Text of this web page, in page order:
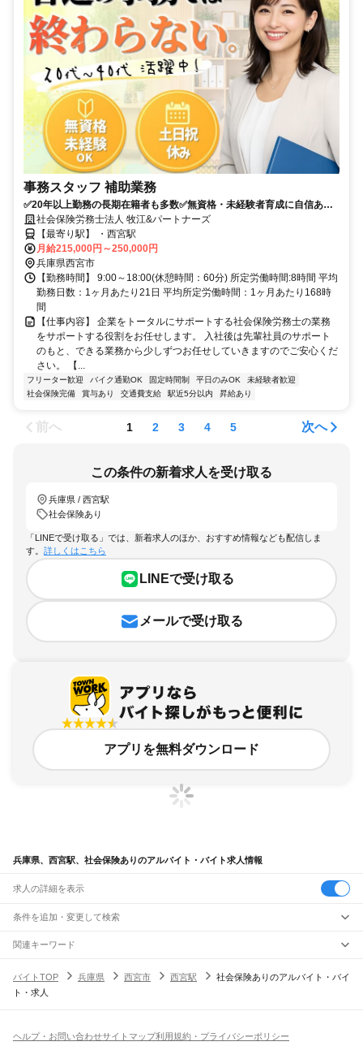
事務スタッフ 補助業務
✅️20年以上勤務の長期在籍者も多数✅️無資格・未経験者育成に自信あり
✅️駅チカ✅️30代・40代女性スタッフ活躍
社会保険労務士法人 牧江&パートナーズ
【最寄り駅】 ・西宮駅
月給215,000円～250,000円
兵庫県西宮市
【勤務時間】 9:00～18:00(休憩時間：60分) 所定労働時間:8時間 平均
勤務日数：1ヶ月あたり21日 平均所定労働時間：1ヶ月あたり168時
間
【仕事内容】 企業をトータルにサポートする社会保険労務士の業務
をサポートする役割をお任せします。 入社後は先輩社員のサポート
のもと、できる業務から少しずつお任せしていきますのでご安心くだ
さい。 【...
フリーター歓迎 バイク通勤OK 固定時間制 平日のみOK
未経験者歓迎
社会保険完備
賞与あり 交通費支給 駅近5分以内 昇給あり
前へ 1 2 3 4 5 次へ
この条件の新着求人を受け取る
兵庫県 / 西宮駅
社会保険あり
「LINEで受け取る」では、新着求人のほか、おすすめ情報なども配信しま
す。 詳しくはこちら
LINEで受け取る
メールで受け取る
アプリを無料ダウンロード
兵庫県、西宮駅、社会保険ありのアルバイト・バイト求人情報
求人の詳細を表示
条件を追加・変更して検索
市区町村を追加・変更
兵庫県すべて
神戸市
西脇市宝塚市三木市高砂市川西市小野市三田市加西市丹波篠山市
駅を追加・変更
職種を追加・変更
飲食・フードサービスすべて
関連キーワード
バイトTOP
兵庫県 西宮市 西宮駅
社会保険ありのアルバイト・バイ
ト・求人
ヘルプ・お問い合わせサイトマップ利用規約・プライバシーポリシー